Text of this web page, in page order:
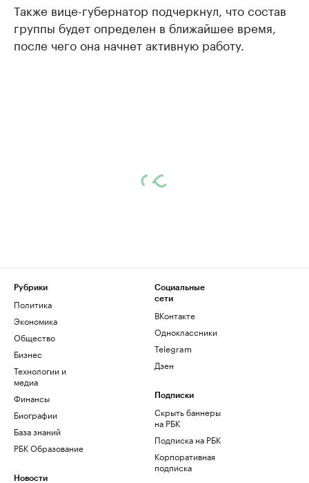
Также вице-губернатор подчеркнул, что состав
группы будет определен в ближайшее время,
после чего она начнет активную работу.
Рубрики
Политика
Экономика
Общество
Бизнес
Технологии и
медиа
Финансы
Биографии
База знаний
РБК Образование
Новости
Социальные
сети
ВКонтакте
Одноклассники
Telegram
Дзен
Подписки
Скрыть баннеры
на РБК
Подписка на РБК
Корпоративная
подписка